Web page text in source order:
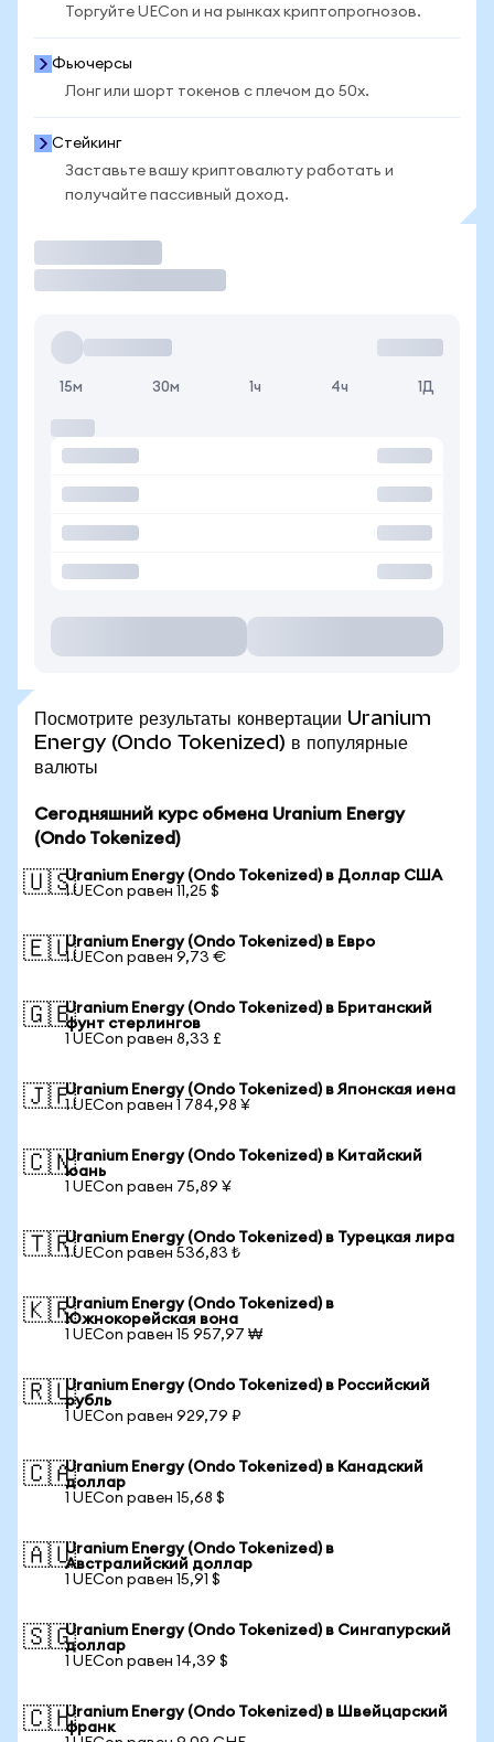
Торгуйте UECon и на рынках криптопрогнозов.
Фьючерсы
Лонг или шорт токенов с плечом до 50x.
Стейкинг
Заставьте вашу криптовалюту работать и
получайте пассивный доход.
15м 30м 1ч 4ч 1Д
Посмотрите результаты конвертации Uranium
Energy (Ondo Tokenized) в популярные
валюты
Сегодняшний курс обмена Uranium Energy
(Ondo Tokenized)
🇺🇸Uranium Energy (Ondo Tokenized) в Доллар США
1 UECon равен 11,25 $
🇪🇺Uranium Energy (Ondo Tokenized) в Евро
1 UECon равен 9,73 €
🇬🇧Uranium Energy (Ondo Tokenized) в Британский
фунт стерлингов
1 UECon равен 8,33 £
🇯🇵Uranium Energy (Ondo Tokenized) в Японская иена
1 UECon равен 1 784,98 ¥
🇨🇳Uranium Energy (Ondo Tokenized) в Китайский
юань
1 UECon равен 75,89 ¥
🇹🇷Uranium Energy (Ondo Tokenized) в Турецкая лира
1 UECon равен 536,83 ₺
🇰🇷Uranium Energy (Ondo Tokenized) в
Южнокорейская вона
1 UECon равен 15 957,97 ₩
🇷🇺Uranium Energy (Ondo Tokenized) в Российский
рубль
1 UECon равен 929,79 ₽
🇨🇦Uranium Energy (Ondo Tokenized) в Канадский
доллар
1 UECon равен 15,68 $
🇦🇺Uranium Energy (Ondo Tokenized) в
Австралийский доллар
1 UECon равен 15,91 $
🇸🇬Uranium Energy (Ondo Tokenized) в Сингапурский
доллар
1 UECon равен 14,39 $
🇨🇭Uranium Energy (Ondo Tokenized) в Швейцарский
франк